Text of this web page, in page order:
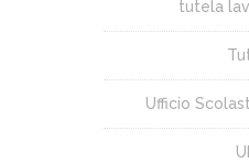
tutela
Ufficio